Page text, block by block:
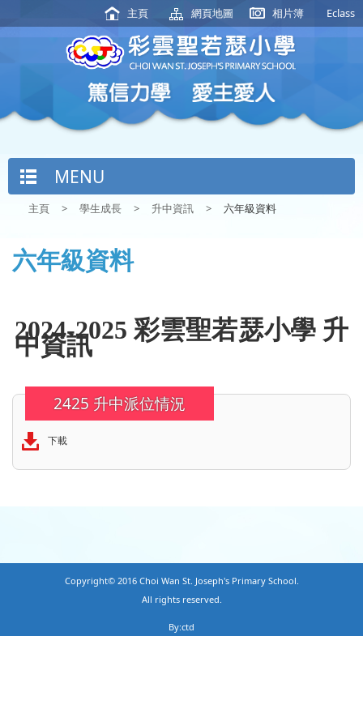
主頁 網頁地圖 相片簿 Eclass
MENU
主頁 > 學生成長 > 升中資訊 > 六年級資料
六年級資料
2024-2025彩雲聖若瑟小學 升
中資訊
2425 升中派位情況
下載
Copyright© 2016 Choi Wan St. Joseph's Primary School.
All rights reserved.
By:ctd